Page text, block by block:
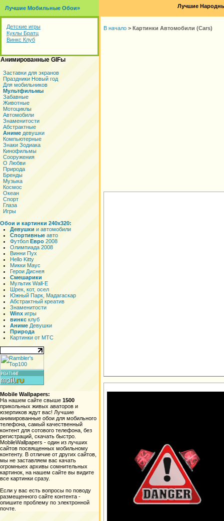
Лучшие Мобильные Обои»
Детские игры
Куклы Братц
Винкс Клуб
Анимированные GIFы
Заставки для экранов
Праздники Новый год
Для мобильников
Мультфильмы
Забавные
Животные
Мотоциклы
Автомобили
Знаменитости
Абстрактные
Аниме девушки
Компьютерные
Знаки Зодиака
Кинофильмы
Сооружения
О Любви
Природа
Бренды
Музыка
Космос
Океан
Спорт
Глаза
Игры
Обои и картинки 240x320:
Девушки и автомобили
Спортивные авто
Футбол Евро 2008
Олимпиада 2008
Винни Пух
Hello Kitty
Микки Маус
Герои Диснея
Смешарики
Мультик Wall-E
Шрек, кот, осел
Южный Парк, Мадагаскар
Абстрактный креатив
Знаменитости
Winx игры
винкс клуб
Аниме Девушки
Природа
Картинки от МТС
Mobile Wallpapers:
На нашем сайте свыше 1500
прикольных живых аваторов и
юзерпиков ждут вас! Лучшие
анимированные обои для мобильного
телефона, самый качественный
контент для сотового телефона, без
регистраций, скачать быстро.
MobileWallpapers - один из лучших
сайтов посвященных мобильному
контенту. В отличие от других сайтов,
мы не заставляем вас качать
огромныех архивы сомнительных
картинок, на нашем сайте вы видите
все картинки сразу.
Если у вас есть вопросы по поводу
размещенного сайте контента -
опишите проблему по электронной
почте.
Лучшие
В начало > Картинки Автомобили (Cars)